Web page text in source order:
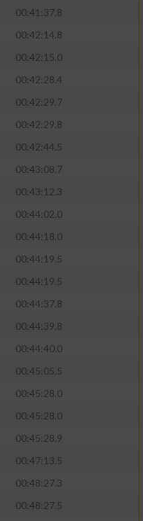
00:41:37.8
00:42:14.8
00:42:15.0
00:42:28.4
00:42:29.7
00:42:29.8
00:42:44.5
00:43:08.7
00:43:12.3
00:44:02.0
00:44:18.0
00:44:19.5
00:44:19.5
00:44:37.8
00:44:39.8
00:44:40.0
00:45:05.5
00:45:28.0
00:45:28.0
00:45:28.9
00:47:13.5
00:48:27.3
00:48:27.5